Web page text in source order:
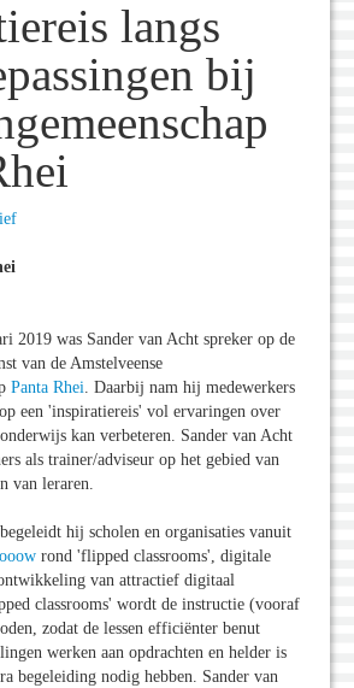
langs
bij
2019 was Sander van Acht spreker op de
van de Amstelveense
Panta Rhei. Daarbij nam hij medewerkers
een 'inspiratiereis' vol ervaringen over
kan verbeteren. Sander van Acht
als trainer/adviseur op het gebied van
van leraren.
hij scholen en organisaties vanuit
rond 'flipped classrooms', digitale
van attractief digitaal
classrooms' wordt de instructie (vooraf
zodat de lessen efficiënter benut
werken aan opdrachten en helder is
begeleiding nodig hebben. Sander van